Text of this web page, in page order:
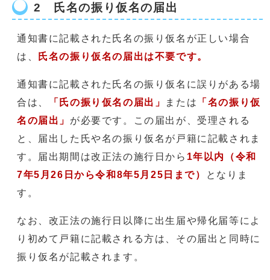
2 氏名の振り仮名の届出
通知書に記載された氏名の振り仮名が正しい場合
は、
氏名の振り仮名の届出は不要です。
通知書に記載された氏名の振り仮名に誤りがある場
合は、
「氏の振り仮名の届出」 または
「名の振り仮
名の届出」 が必要です。この届出が、受理される
と、届出した氏や名の振り仮名が戸籍に記載されま
す。届出期間は改正法の施行日から 1年以内（令和
7年5月26日から令和8年5月25日まで）
となりま
す。
なお、改正法の施行日以降に出生届や帰化届等によ
り初めて戸籍に記載される方は、その届出と同時に
振り仮名が記載されます。